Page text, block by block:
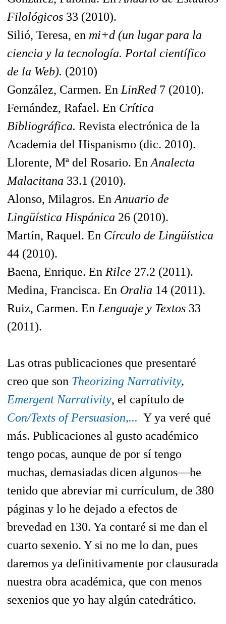
Filológicos 33 (2010).
Silió, Teresa, en mi+d (un lugar para la
ciencia y la tecnología. Portal científico
de la Web). (2010)
González, Carmen. En LinRed 7 (2010).
Fernández, Rafael. En Crítica
Bibliográfica. Revista electrónica de la
Academia del Hispanismo (dic. 2010).
Llorente, Mª del Rosario. En Analecta
Malacitana 33.1 (2010).
Alonso, Milagros. En Anuario de
Lingüística Hispánica 26 (2010).
Martín, Raquel. En Círculo de Lingüística
44 (2010).
Baena, Enrique. En Rilce 27.2 (2011).
Medina, Francisca. En Oralia 14 (2011).
Ruiz, Carmen. En Lenguaje y Textos 33
(2011).
Las otras publicaciones que presentaré
creo que son Theorizing Narrativity,
Emergent Narrativity, el capítulo de
Con/Texts of Persuasion,... Y ya veré qué
más. Publicaciones al gusto académico
tengo pocas, aunque de por sí tengo
muchas, demasiadas dicen algunos—he
tenido que abreviar mi currículum, de 380
páginas y lo he dejado a efectos de
brevedad en 130. Ya contaré si me dan el
cuarto sexenio. Y si no me lo dan, pues
daremos ya definitivamente por clausurada
nuestra obra académica, que con menos
sexenios que yo hay algún catedrático.